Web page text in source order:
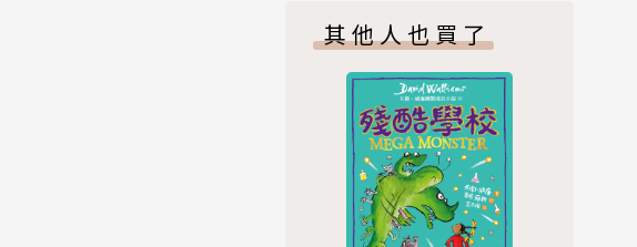
其他人也買了